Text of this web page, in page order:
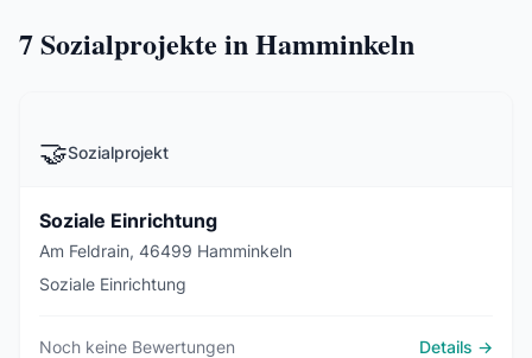
7Sozialprojekte in Hamminkeln
🤝Sozialprojekt
Soziale Einrichtung
Am Feldrain, 46499 Hamminkeln
Soziale Einrichtung
Noch keine Bewertungen Details →